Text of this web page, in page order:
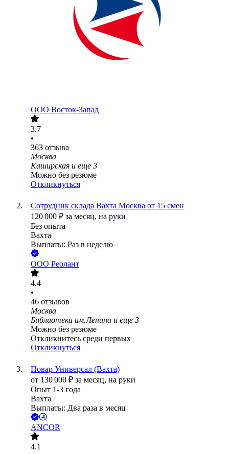
ООО Восток-Запад
3.7
•
363 отзыва
Москва
Каширская и еще 3
Можно без резюме
Откликнуться
Сотрудник склада Вахта Москва от 15 смен
120 000 ₽ за месяц, на руки
Без опыта
Вахта
Выплаты: Раз в неделю
ООО Реолант
4.4
•
46 отзывов
Москва
Библиотека им.Ленина и еще 3
Можно без резюме
Откликнитесь среди первых
Откликнуться
Повар Универсал (Вахта)
от 130 000 ₽ за месяц, на руки
Опыт 1-3 года
Вахта
Выплаты: Два раза в месяц
ANCOR
4.1